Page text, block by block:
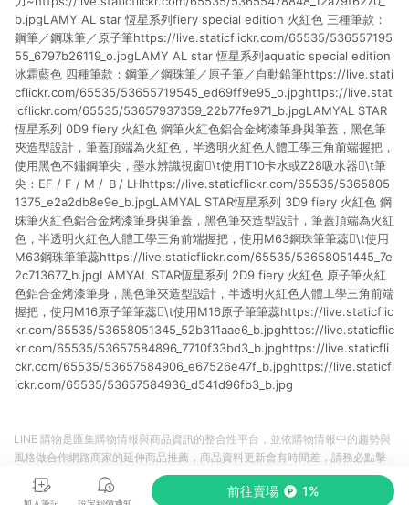
b.jpgLAMY AL star 恆星系列fiery special edition 火紅色 三種筆款：
鋼筆／鋼珠筆／原子筆https://live.staticflickr.com/65535/536557195
55_6797b26119_o.jpgLAMY AL star 恆星系列aquatic special edition
冰霜藍色 四種筆款：鋼筆／鋼珠筆／原子筆／自動鉛筆https://live.stati
cflickr.com/65535/53655719545_ed69ff9e95_o.jpghttps://live.stat
icflickr.com/65535/53657937359_22b77fe971_b.jpgLAMYAL STAR
恆星系列 0D9 fiery 火紅色 鋼筆火紅色鋁合金烤漆筆身與筆蓋，黑色筆
夾造型設計，筆蓋頂端為火紅色，半透明火紅色人體工學三角前端握把，
使用黑色不鏽鋼筆尖，墨水辨識視窗\t使用T10卡水或Z28吸水器\t筆
尖：EF / F / M / Ｂ/ LHhttps://live.staticflickr.com/65535/5365805
1375_e2a2db8e9e_b.jpgLAMYAL STAR恆星系列 3D9 fiery 火紅色 鋼
珠筆火紅色鋁合金烤漆筆身與筆蓋，黑色筆夾造型設計，筆蓋頂端為火紅
色，半透明火紅色人體工學三角前端握把，使用M63鋼珠筆筆蕊\t使用
M63鋼珠筆筆蕊https://live.staticflickr.com/65535/53658051445_7e
2c713677_b.jpgLAMYAL STAR恆星系列 2D9 fiery 火紅色 原子筆火紅
色鋁合金烤漆筆身，黑色筆夾造型設計，半透明火紅色人體工學三角前端
握把，使用M16原子筆筆蕊\t使用M16原子筆筆蕊https://live.staticflic
kr.com/65535/53658051345_52b311aae6_b.jpghttps://live.staticflic
kr.com/65535/53657584896_7710f33bd3_b.jpghttps://live.staticfli
ckr.com/65535/53657584906_e67526e47f_b.jpghttps://live.staticfl
ickr.com/65535/53657584936_d541d96fb3_b.jpg
前往賣場 1%
LINE 購物是匯集購物情報與商品資訊的整合性平台，並依購物情報中的趨勢與
風格做合作網路商家的延伸商品推薦，商品資料更新會有時間差，請務必點擊
商品至各合作網路商家，確認現售價與購物條件，一切資訊以合作廠商網頁為
準。